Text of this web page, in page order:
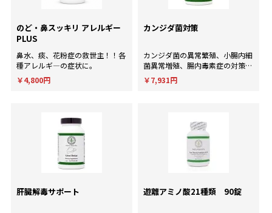
のど・鼻スッキリ アレルギー
PLUS
鼻水、痰、花粉症の救世主！！各
種アレルギ―の症状に。
￥4,800円
カンジダ菌対策
カンジダ菌の異常繁殖、小腸内細
菌異常増殖、腸内毒素症の対策
に！
￥7,931円
肝臓解毒サポート 遊離アミノ酸21種類 90錠